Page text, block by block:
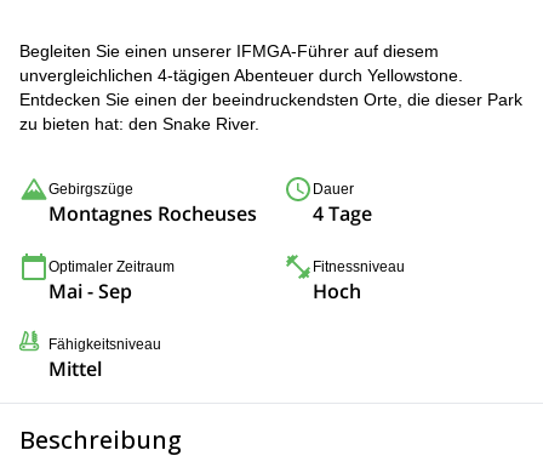
Begleiten Sie einen unserer IFMGA-Führer auf diesem
unvergleichlichen 4-tägigen Abenteuer durch Yellowstone.
Entdecken Sie einen der beeindruckendsten Orte, die dieser Park
zu bieten hat: den Snake River.
Gebirgszüge
Montagnes Rocheuses
Dauer
4 Tage
Optimaler Zeitraum
Mai - Sep
Fitnessniveau
Hoch
Fähigkeitsniveau
Mittel
Beschreibung